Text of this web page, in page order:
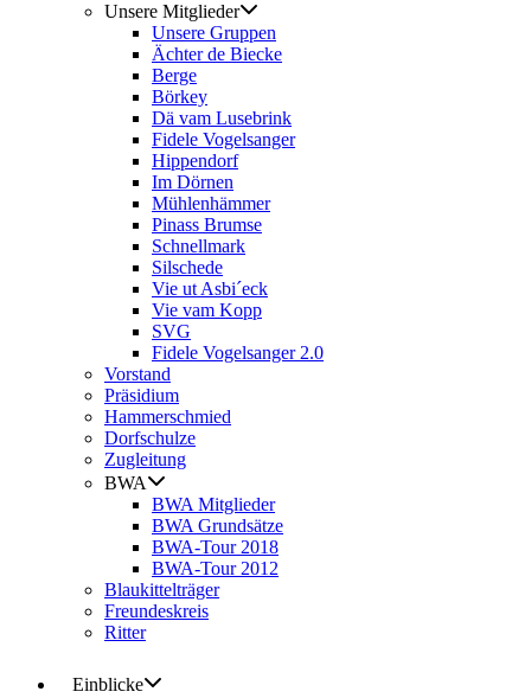
Unsere Mitglieder
Unsere Gruppen
Ächter de Biecke
Berge
Börkey
Dä vam Lusebrink
Fidele Vogelsanger
Hippendorf
Im Dörnen
Mühlenhämmer
Pinass Brumse
Schnellmark
Silschede
Vie ut Asbi´eck
Vie vam Kopp
SVG
Fidele Vogelsanger 2.0
Vorstand
Präsidium
Hammerschmied
Dorfschulze
Zugleitung
BWA
BWA Mitglieder
BWA Grundsätze
BWA-Tour 2018
BWA-Tour 2012
Blaukittelträger
Freundeskreis
Ritter
Einblicke